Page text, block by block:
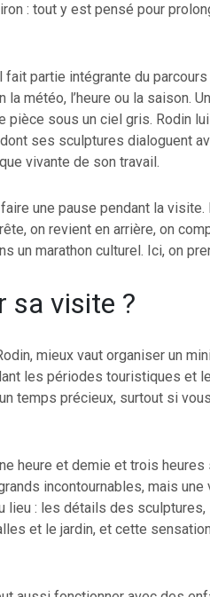
: tout y est pensé pour
fait partie intégrante du
la météo, l’heure ou la saison.
pièce sous un ciel gris. Rodin
ses sculptures dialoguent
vivante de son travail.
une pause pendant la
on revient en arrière, on
un marathon culturel. Ici, on
sa visite ?
mieux vaut organiser un
les périodes touristiques et
temps précieux, surtout si
heure et demie et trois heures
incontournables, mais
lieu : les détails des
et le jardin, et cette